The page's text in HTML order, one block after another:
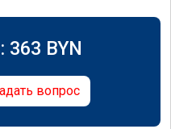
363 BYN
вопрос